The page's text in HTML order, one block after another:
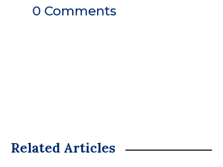
0 Comments
Related Articles